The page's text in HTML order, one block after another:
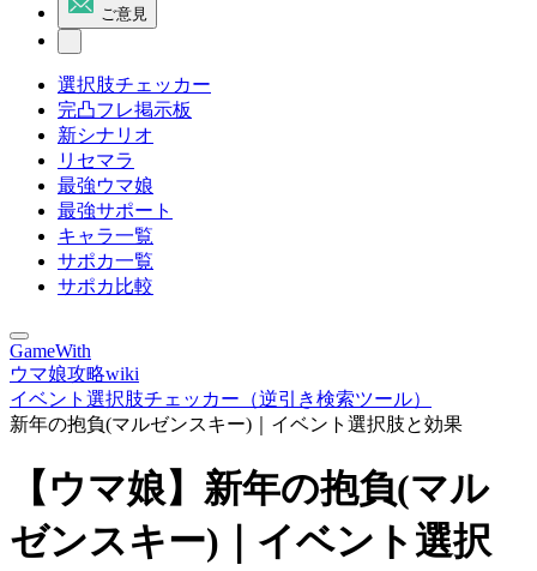
ご意見
選択肢チェッカー
完凸フレ掲示板
新シナリオ
リセマラ
最強ウマ娘
最強サポート
キャラ一覧
サポカ一覧
サポカ比較
GameWith
ウマ娘攻略wiki
イベント選択肢チェッカー（逆引き検索ツール）
新年の抱負(マルゼンスキー)｜イベント選択肢と効果
【ウマ娘】新年の抱負(マル
ゼンスキー)｜イベント選択